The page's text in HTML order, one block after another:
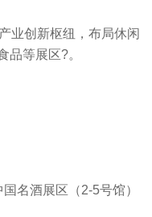
业创新枢纽，布局休闲
品等展区?。
名酒展区（2-5号馆）